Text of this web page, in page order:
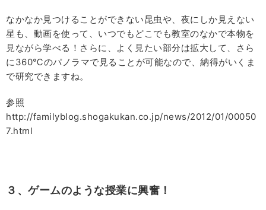
なかなか見つけることができない昆虫や、夜にしか見えない
星も、動画を使って、いつでもどこでも教室のなかで本物を
見ながら学べる！さらに、よく見たい部分は拡大して、さら
に360℃のパノラマで見ることが可能なので、納得がいくま
で研究できますね。
参照
http://familyblog.shogakukan.co.jp/news/2012/01/00050
7.html
３、ゲームのような授業に興奮！